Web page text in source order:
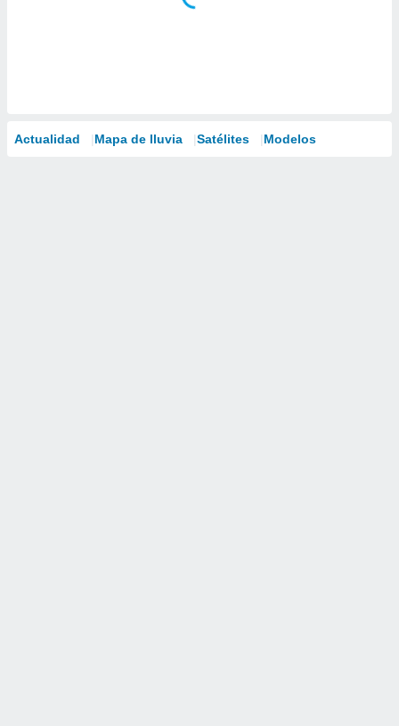
Actualidad Mapa de lluvia Satélites Modelos